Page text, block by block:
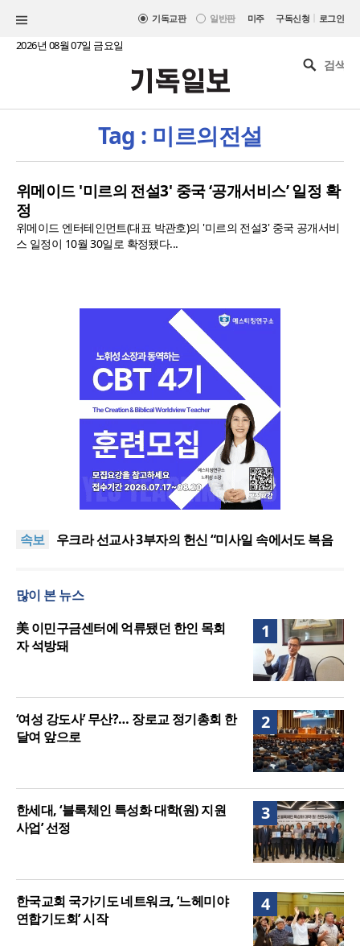
기독교판 일반판 미주 구독신청 | 로그인
2026년 08월 07일 금요일
Tag : 미르의전설
위메이드 '미르의 전설3' 중국 ‘공개서비스’ 일정 확
정
위메이드 엔터테인먼트(대표 박관호)의 '미르의 전설3' 중국 공개서비
스 일정이 10월 30일로 확정됐다...
속보
[최원호 목사의 영혼의 양식 63] 말씀은 같은데 왜 열
우크라 선교사 3부자의 헌신 “미사일 속에서도 복음
강력 반발
[최원호 목사의 영혼의 양식 63] 말씀은 같은데 왜 열
美 이민구금센터에 억류됐던 한인 목회자 석방돼
많이 본 뉴스
1
美 이민구금센터에 억류됐던 한인 목회
자 석방돼
2
‘여성 강도사’ 무산?… 장로교 정기총회 한
달여 앞으로
3
한세대, ‘블록체인 특성화 대학(원) 지원
사업’ 선정
4
한국교회 국가기도 네트워크, ‘느헤미야
연합기도회’ 시작